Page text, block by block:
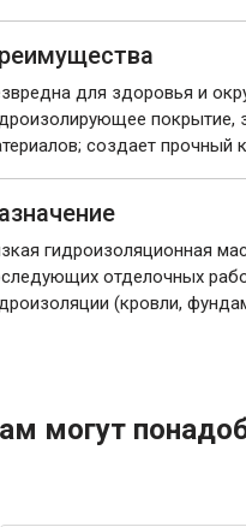
для здоровья и
покрытие,
создает прочный
гидроизоляционная
отделочных
(кровли,
могут